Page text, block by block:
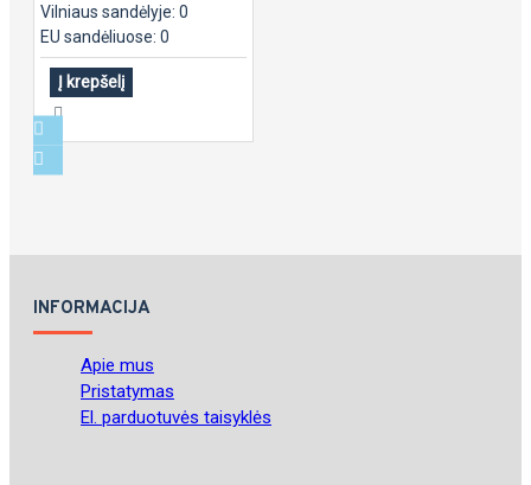
Vilniaus sandėlyje: 0
EU sandėliuose: 0
Į krepšelį
INFORMACIJA
Apie mus
Pristatymas
El. parduotuvės taisyklės